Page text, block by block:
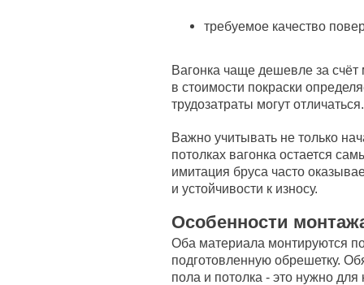
требуемое качество
Вагонка чаще дешевле за
в стоимости покраски
трудозатраты могут отличаться.
Важно учитывать не только
потолках вагонка остается
имитация бруса часто
и устойчивости к износу.
Особенности
Оба материала монтируются
подготовленную обрешетку.
пола и потолка - это нужно